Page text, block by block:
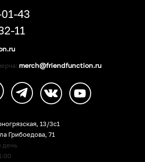
13/3c1
Грибоедова, 71
день
43
11
merch@friendfunction.ru